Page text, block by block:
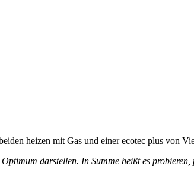
heizen mit Gas und einer ecotec plus von
darstellen. In Summe heißt es probieren,